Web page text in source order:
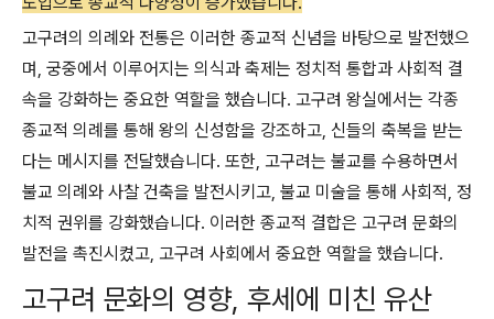
고구려의 의례와 전통은 이러한 종교적 신념을 바탕으로 발전했으
며, 궁중에서 이루어지는 의식과 축제는 정치적 통합과 사회적 결
속을 강화하는 중요한 역할을 했습니다. 고구려 왕실에서는 각종
종교적 의례를 통해 왕의 신성함을 강조하고, 신들의 축복을 받는
다는 메시지를 전달했습니다. 또한, 고구려는 불교를 수용하면서
불교 의례와 사찰 건축을 발전시키고, 불교 미술을 통해 사회적, 정
치적 권위를 강화했습니다. 이러한 종교적 결합은 고구려 문화의
발전을 촉진시켰고, 고구려 사회에서 중요한 역할을 했습니다.
고구려 문화의 영향, 후세에 미친 유산